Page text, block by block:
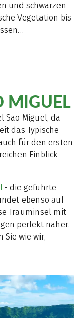
und schwarzen
Vegetation bis
MIGUEL
Sao Miguel, da
das Typische
für den ersten
Einblick
- die geführte
ebenso auf
Trauminsel mit
perfekt näher.
Sie wie wir,